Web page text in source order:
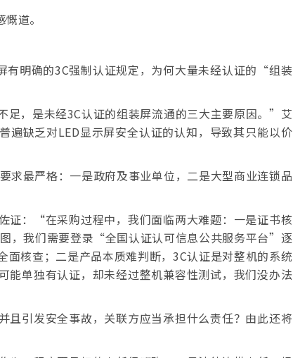
道。
有明确的3C强制认证规定，为何大量未经认证的“组装
足，是未经3C认证的组装屏流通的三大主要原因。”艾
遍缺乏对LED显示屏安全认证的认知，导致其只能以价
求最严格：一是政府及事业单位，二是大型商业连锁品
证：“在采购过程中，我们面临两大难题：一是证书核
，我们需要登录“全国认证认可信息公共服务平台”逐
核查；二是产品本质难判断，3C认证是对整机的系统
能单独有认证，却未经过整机兼容性测试，我们没办法
且引发安全事故，关联方应当承担什么责任？由此还将